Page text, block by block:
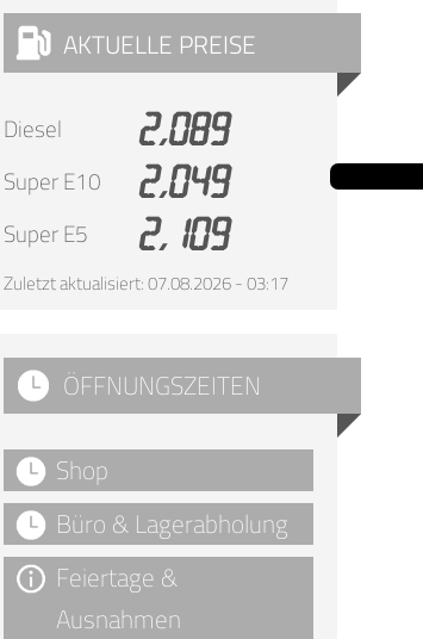
AKTUELLE PREISE
Diesel
2,089
Super E10
2,049
Super E5
2,109
Zuletzt aktualisiert: 07.08.2026 - 03:17
ÖFFNUNGSZEITEN
Shop
Büro & Lagerabholung
Feiertage &
Ausnahmen